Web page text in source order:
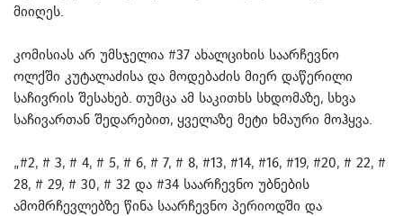
მიიღეს.
კომისიას არ უმსჯელია #37 ახალციხის საარჩევნო
ოლქში კუტალაძისა და მოდებაძის მიერ დაწერილი
საჩივრის შესახებ. თუმცა ამ საკითხს სხდომაზე, სხვა
საჩივართან შედარებით, ყველაზე მეტი ხმაური მოჰყვა.
„#2, # 3, # 4, # 5, # 6, # 7, # 8, #13, #14, #16, #19, #20, # 22, #
28, # 29, # 30, # 32 და #34 საარჩევნო უბნების
ამომრჩევლებზე წინა საარჩევნო პერიოდში და